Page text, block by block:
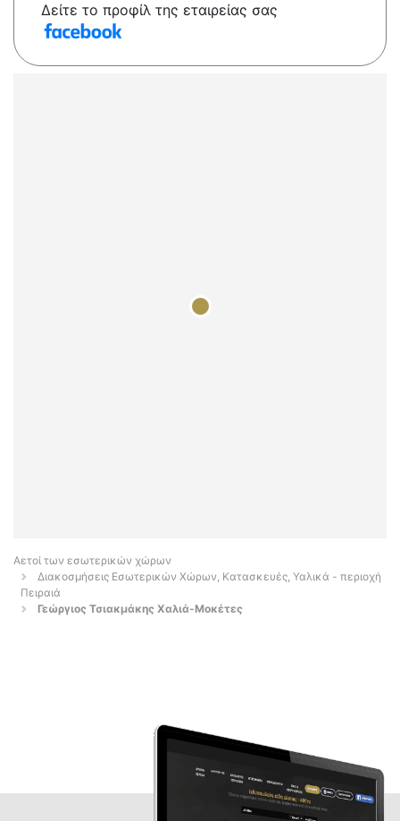
Δείτε το προφίλ της εταιρείας σας
Αετοί των εσωτερικών χώρων
Διακοσμήσεις Εσωτερικών Χώρων, Κατασκευές, Υαλικά - περιοχή
Πειραιά
Γεώργιος Τσιακμάκης Χαλιά-Μοκέτες